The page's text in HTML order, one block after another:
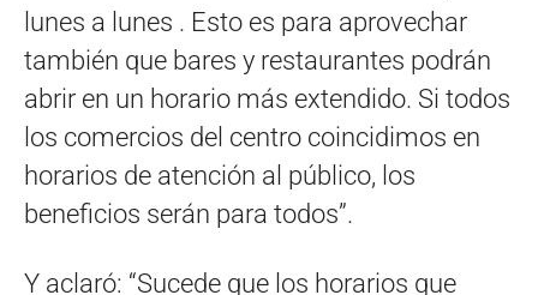
lunes a lunes . Esto es para aprovechar
también que bares y restaurantes podrán
abrir en un horario más extendido. Si todos
los comercios del centro coincidimos en
horarios de atención al público, los
beneficios serán para todos”.
Y aclaró: “Sucede que los horarios que